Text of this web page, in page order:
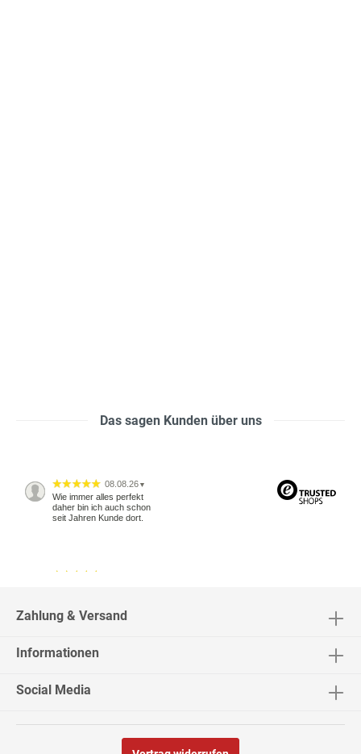
Das sagen Kunden über uns
08.08.26 ▼
Wie immer alles perfekt
daher bin ich auch schon
seit Jahren Kunde dort.
Zahlung & Versand
Informationen
Social Media